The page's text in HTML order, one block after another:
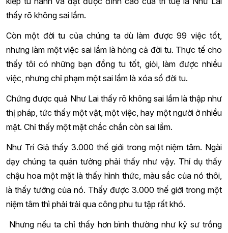
thấy rõ không sai lầm.
Còn một đời tu của chúng ta dù làm được 99 việc tốt,
nhưng làm một việc sai lầm là hỏng cả đời tu. Thực tế cho
thấy tôi có những bạn đồng tu tốt, giỏi, làm được nhiều
việc, nhưng chỉ phạm một sai lầm là xóa sổ đời tu.
Chứng được quả Như Lai thấy rõ không sai lầm là thập như
thị pháp, tức thấy một vật, một việc, hay một người ở nhiều
mặt. Chỉ thấy một mặt chắc chắn còn sai lầm.
Như Trí Giả thấy 3.000 thế giới trong một niệm tâm. Ngài
dạy chúng ta quán tưởng phải thấy như vậy. Thí dụ thấy
chậu hoa một mặt là thấy hình thức, màu sắc của nó thôi,
là thấy tướng của nó. Thấy được 3.000 thế giới trong một
niệm tâm thì phải trải qua công phu tu tập rất khó.
Nhưng nếu ta chỉ thấy hơn bình thường như kỹ sư trồng